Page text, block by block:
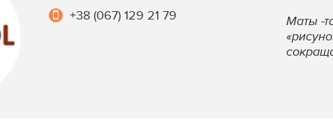
+38 (067) 129 21 79
Маты -